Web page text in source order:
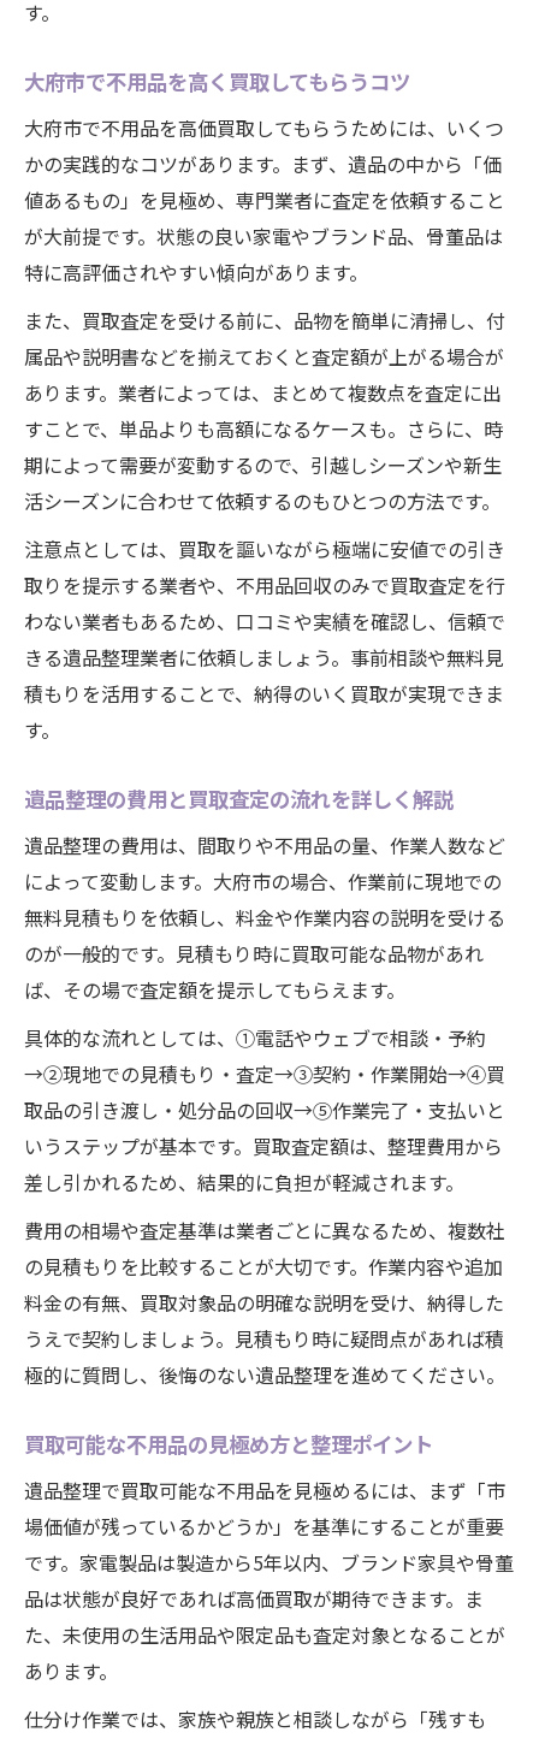
す。
大府市で不用品を高く買取してもらうコツ
大府市で不用品を高価買取してもらうためには、いくつ
かの実践的なコツがあります。まず、遺品の中から「価
値あるもの」を見極め、専門業者に査定を依頼すること
が大前提です。状態の良い家電やブランド品、骨董品は
特に高評価されやすい傾向があります。
また、買取査定を受ける前に、品物を簡単に清掃し、付
属品や説明書などを揃えておくと査定額が上がる場合が
あります。業者によっては、まとめて複数点を査定に出
すことで、単品よりも高額になるケースも。さらに、時
期によって需要が変動するので、引越しシーズンや新生
活シーズンに合わせて依頼するのもひとつの方法です。
注意点としては、買取を謳いながら極端に安値での引き
取りを提示する業者や、不用品回収のみで買取査定を行
わない業者もあるため、口コミや実績を確認し、信頼で
きる遺品整理業者に依頼しましょう。事前相談や無料見
積もりを活用することで、納得のいく買取が実現できま
す。
遺品整理の費用と買取査定の流れを詳しく解説
遺品整理の費用は、間取りや不用品の量、作業人数など
によって変動します。大府市の場合、作業前に現地での
無料見積もりを依頼し、料金や作業内容の説明を受ける
のが一般的です。見積もり時に買取可能な品物があれ
ば、その場で査定額を提示してもらえます。
具体的な流れとしては、①電話やウェブで相談・予約
→②現地での見積もり・査定→③契約・作業開始→④買
取品の引き渡し・処分品の回収→⑤作業完了・支払いと
いうステップが基本です。買取査定額は、整理費用から
差し引かれるため、結果的に負担が軽減されます。
費用の相場や査定基準は業者ごとに異なるため、複数社
の見積もりを比較することが大切です。作業内容や追加
料金の有無、買取対象品の明確な説明を受け、納得した
うえで契約しましょう。見積もり時に疑問点があれば積
極的に質問し、後悔のない遺品整理を進めてください。
買取可能な不用品の見極め方と整理ポイント
遺品整理で買取可能な不用品を見極めるには、まず「市
場価値が残っているかどうか」を基準にすることが重要
です。家電製品は製造から5年以内、ブランド家具や骨董
品は状態が良好であれば高価買取が期待できます。ま
た、未使用の生活用品や限定品も査定対象となることが
あります。
仕分け作業では、家族や親族と相談しながら「残すも